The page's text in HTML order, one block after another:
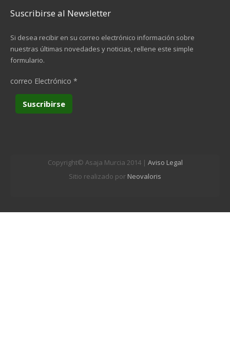
Suscribirse al Newsletter
Si desea recibir en su correo electrónico información sobre
nuestras últimas novedades y noticias, rellene este simple
formulario.
correo Electrónico *
Copyright© Asaja Murcia 2014 | Aviso Legal
Sitio realizado por Neovaloris